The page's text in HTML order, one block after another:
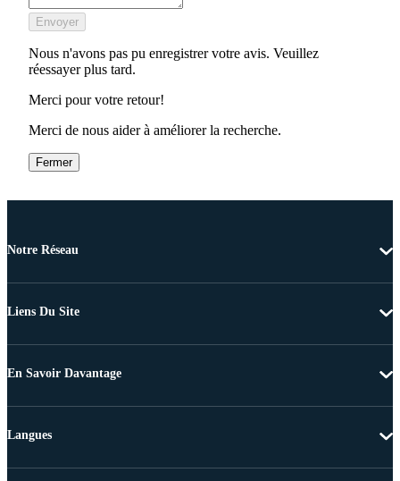
Envoyer
Nous n'avons pas pu enregistrer votre avis. Veuillez
réessayer plus tard.
Merci pour votre retour!
Merci de nous aider à améliorer la recherche.
Fermer
Notre Réseau
Liens Du Site
En Savoir Davantage
Langues